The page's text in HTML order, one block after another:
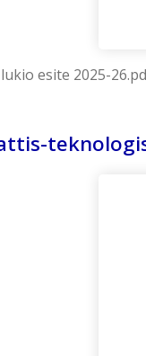
esite 2025-